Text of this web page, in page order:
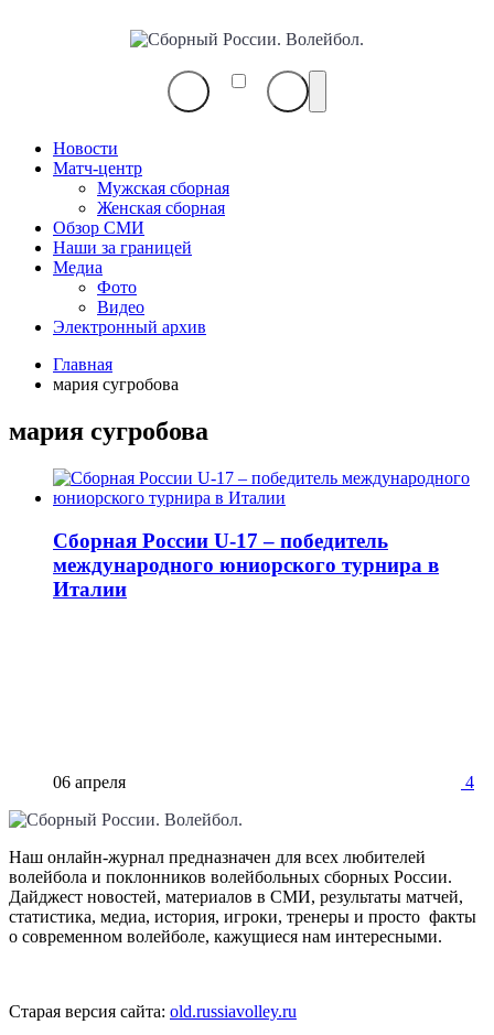
Сборный
Волейбол.
Новости
Матч-центр
Мужская сборная
Женская сборная
Обзор СМИ
Наши за границей
Медиа
Фото
Видео
Электронный архив
Главная
мария сугробова
мария сугробова
Сборная России U-17 – победитель
международного юниорского турнира в
Италии
06 апреля 4
Наш онлайн-журнал предназначен для всех любителей
волейбола и поклонников волейбольных сборных России.
Дайджест новостей, материалов в СМИ, результаты матчей,
статистика, медиа, история, игроки, тренеры и просто факты
о современном волейболе, кажущиеся нам интересными.
Старая версия сайта: old.russiavolley.ru